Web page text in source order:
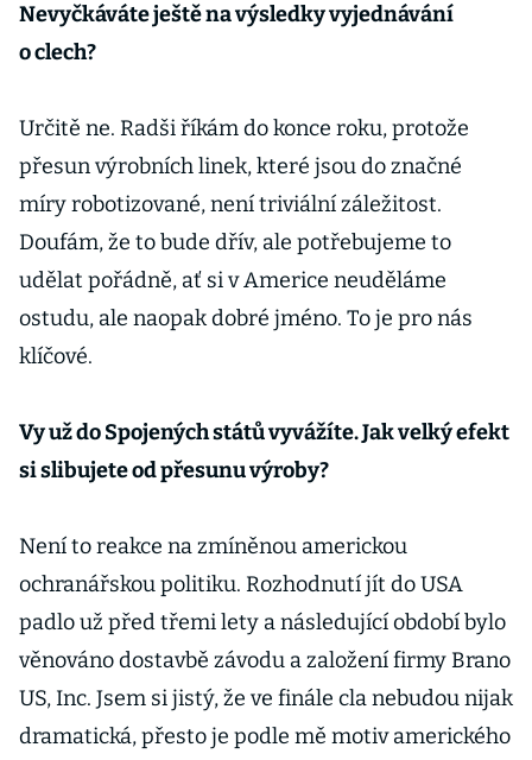
Nevyčkáváte ještě na výsledky vyjednávání
o clech?
Určitě ne. Radši říkám do konce roku, protože
přesun výrobních linek, které jsou do značné
míry robotizované, není triviální záležitost.
Doufám, že to bude dřív, ale potřebujeme to
udělat pořádně, ať si v Americe neuděláme
ostudu, ale naopak dobré jméno. To je pro nás
klíčové.
Vy už do Spojených států vyvážíte. Jak velký efekt
si slibujete od přesunu výroby?
Není to reakce na zmíněnou americkou
ochranářskou politiku. Rozhodnutí jít do USA
padlo už před třemi lety a následující období bylo
věnováno dostavbě závodu a založení firmy Brano
US, Inc. Jsem si jistý, že ve finále cla nebudou nijak
dramatická, přesto je podle mě motiv amerického